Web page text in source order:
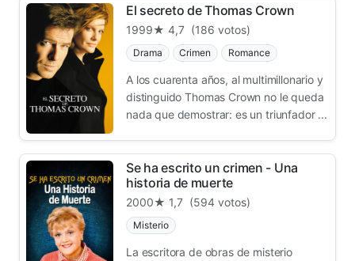
El secreto de Thomas Crown
1999★ 4,7 (186 votos)
Drama Crimen Romance
A los cuarenta años, al multimillonario y
distinguido Thomas Crown no le queda
nada que demostrar: es un triunfador ...
Se ha escrito un crimen - Una
historia de muerte
2000★ 1,7 (594 votos)
Misterio
La escritora de obras de misterio